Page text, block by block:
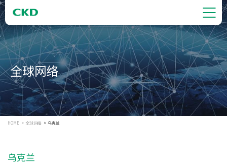
全球网络
HOME 全球网络 乌克兰
乌克兰